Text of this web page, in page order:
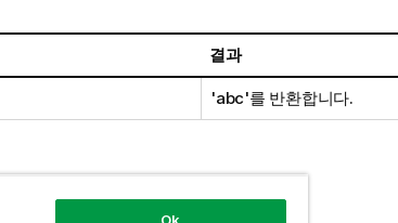
결과
'abc'를 반환합니다.